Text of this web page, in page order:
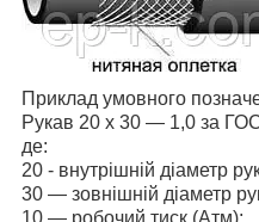
Приклад умовного
Рукав 20 х 30 — 1,0 за
де:
20 - внутрішній діаметр
30 — зовнішній діаметр
10 — робочий тиск (Атм);